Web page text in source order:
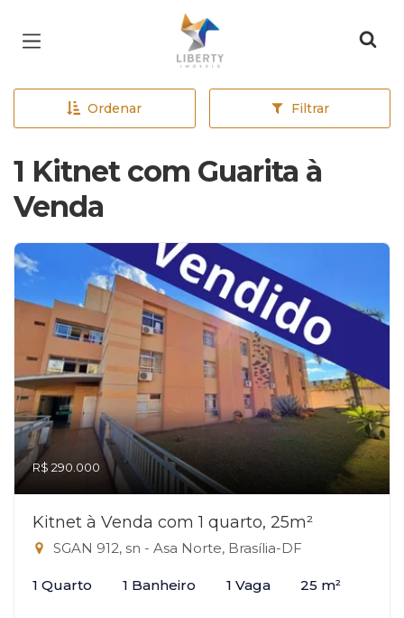
Página inicial
Ordenar Filtrar
1 Kitnet com Guarita à
Venda
R$ 290.000
Kitnet à Venda com 1 quarto, 25m²
SGAN 912, sn - Asa Norte, Brasília-DF
1 Quarto 1 Banheiro 1 Vaga 25 m²